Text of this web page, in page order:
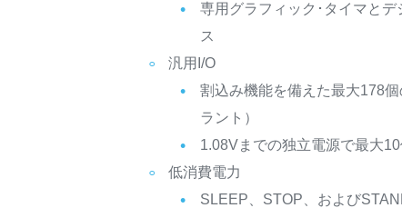
専用グラフィック･タイマと
ス
汎用I/O
割込み機能を備えた最大178
ラント）
1.08Vまでの独立電源で最大
低消費電力
SLEEP、STOP、および